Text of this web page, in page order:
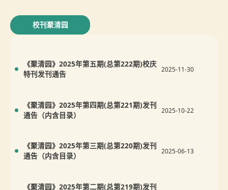
校刊聚清园
《聚清园》2025年第五期(总第222期)校庆
特刊发刊通告
2025-11-30
《聚清园》2025年第四期(总第221期)发刊
通告（内含目录）
2025-10-22
《聚清园》2025年第三期(总第220期)发刊
通告（内含目录）
2025-06-13
《聚清园》2025年第二期(总第219期)发刊